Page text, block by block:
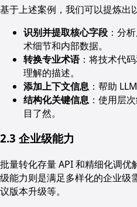
基于上述案例，我们可以提炼出
识别并提取核心字段 ：分
术细节和内部数据。
转换专业术语：将技术代
理解的描述。
添加上下文信息 ：帮助
结构化关键信息 ：使用层
目了然。
2.3 企业级能力
批量转化存量 API 和精细化调优
级能力则是满足多样化的企业级
议版本升级等。